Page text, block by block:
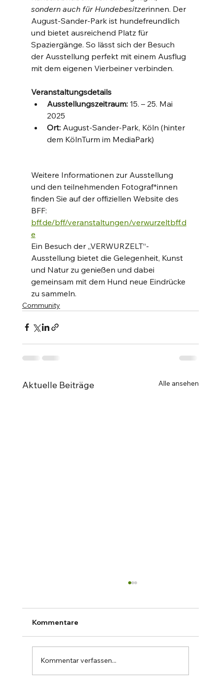
sondern auch für Hundebesitzerinnen. Der
August-Sander-Park ist hundefreundlich
und bietet ausreichend Platz für
Spaziergänge. So lässt sich der Besuch
der Ausstellung perfekt mit einem Ausflug
mit dem eigenen Vierbeiner verbinden.
Veranstaltungsdetails
Ausstellungszeitraum: 15. – 25. Mai
2025
Ort: August-Sander-Park, Köln (hinter
dem KölnTurm im MediaPark)
Weitere Informationen zur Ausstellung
und den teilnehmenden Fotograf*innen
finden Sie auf der offiziellen Website des
BFF:
bff.de/bff/veranstaltungen/verwurzeltbff.d
e
Ein Besuch der „VERWURZELT“-
Ausstellung bietet die Gelegenheit, Kunst
und Natur zu genießen und dabei
gemeinsam mit dem Hund neue Eindrücke
zu sammeln.
Community
Aktuelle Beiträge Alle ansehen
Kommentare
Kommentar verfassen...